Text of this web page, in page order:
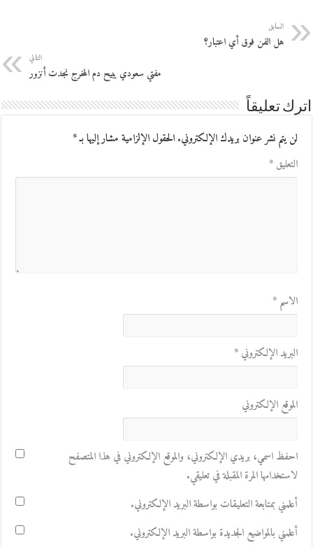
السابق
هل الفن فوق أي اعتبار؟
التالي
مفتي سعودي يبيح دم المخرج نجدت أنزور
اترك تعليقاً
لن يتم نشر عنوان بريدك الإلكتروني.الحقول الإلزامية مشار إليها بـ*
التعليق*
الاسم*
البريد الإلكتروني*
الموقع الإلكتروني
احفظ اسمي، بريدي الإلكتروني، والموقع الإلكتروني في هذا المتصفح
لاستخدامها المرة المقبلة في تعليقي.
أعلمني بمتابعة التعليقات بواسطة البريد الإلكتروني.
أعلمني بالمواضيع الجديدة بواسطة البريد الإلكتروني.